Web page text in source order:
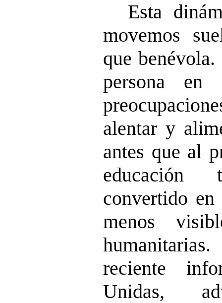
Esta
movemos
que
persona
alentar y
antes que al
convertido
menos
reciente
Unidas,